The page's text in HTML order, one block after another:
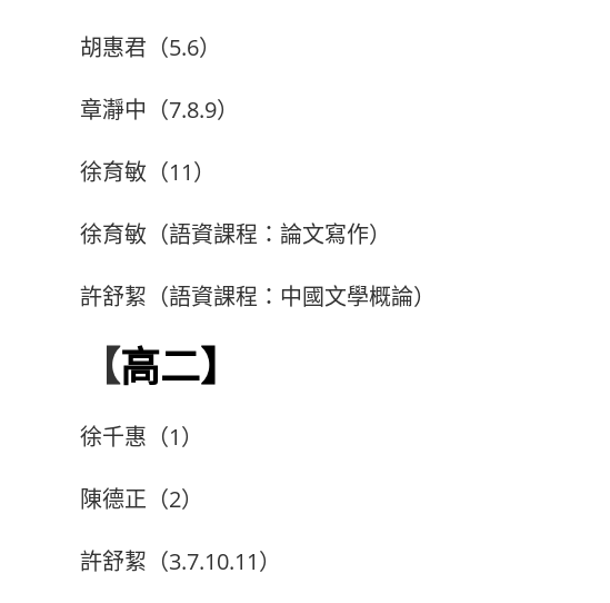
胡惠君（5.6）
章瀞中（7.8.9）
徐育敏（11）
徐育敏（語資課程：論文寫作）
許舒絜（語資課程：中國文學概論）
【高二】
徐千惠（1）
陳德正（2）
許舒絜（3.7.10.11）